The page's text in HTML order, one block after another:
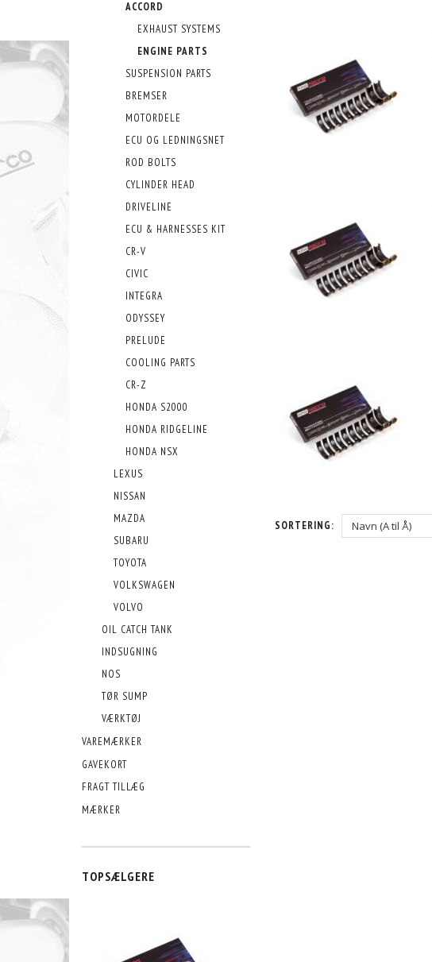
ACCORD
EXHAUST SYSTEMS
ENGINE PARTS
SUSPENSION PARTS
BREMSER
MOTORDELE
ECU OG LEDNINGSNET
ROD BOLTS
CYLINDER HEAD
DRIVELINE
ECU & HARNESSES KIT
CR-V
CIVIC
INTEGRA
ODYSSEY
PRELUDE
COOLING PARTS
CR-Z
HONDA S2000
HONDA RIDGELINE
HONDA NSX
LEXUS
NISSAN
MAZDA
SUBARU
TOYOTA
VOLKSWAGEN
VOLVO
OIL CATCH TANK
INDSUGNING
NOS
TØR SUMP
VÆRKTØJ
VAREMÆRKER
GAVEKORT
FRAGT TILLÆG
MÆRKER
TOPSÆLGERE
SORTERING: